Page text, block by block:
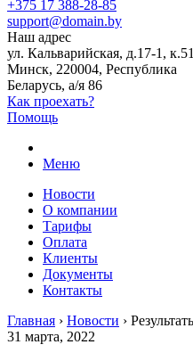
+375 17 388-28-85
support@domain.by
Наш адрес
ул. Кальварийская, д.17-1,
Минск, 220004, Республика
Беларусь, а/я 86
Как проехать?
Помощь
Меню
Новости
О компании
Тарифы
Оплата
Клиенты
Документы
Контакты
Главная › Новости ›
31 марта, 2022